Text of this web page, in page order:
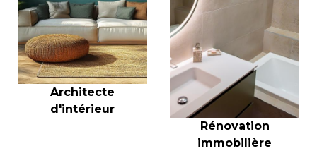
Architecte
d'intérieur
Rénovation
immobilière